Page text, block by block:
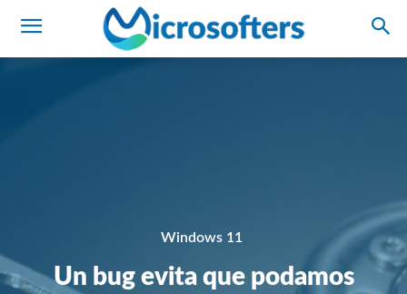
Windows 11
Un bug evita que podamos